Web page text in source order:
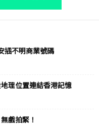
插不明商業號碼
理位置連結香港記憶
戲拍緊！